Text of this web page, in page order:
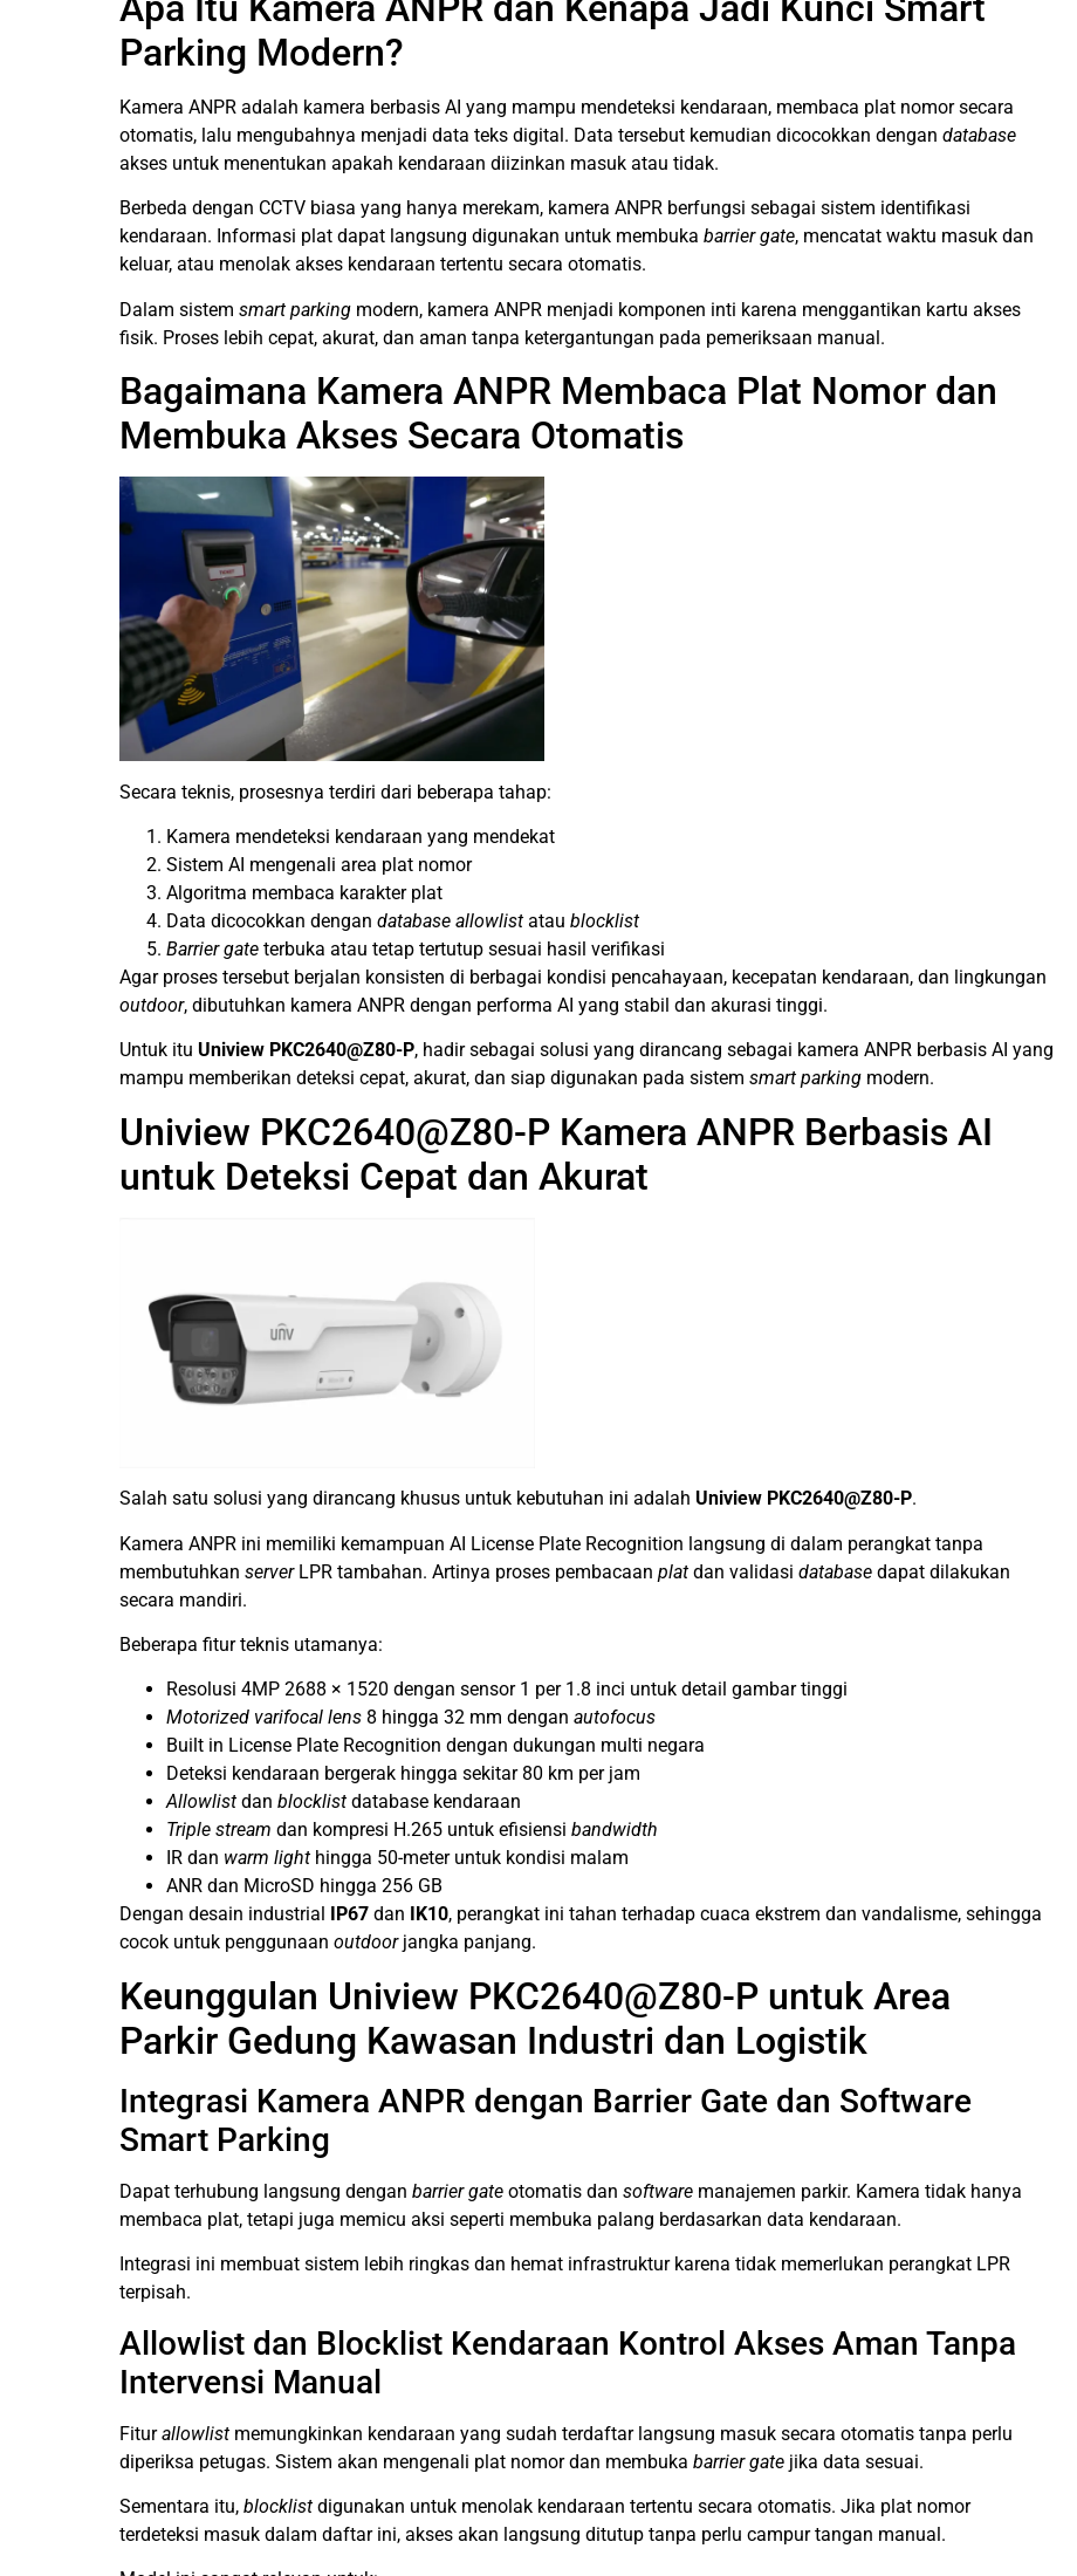
Parking Modern?
Kamera ANPR adalah kamera berbasis AI yang mampu mendeteksi kendaraan, membaca plat nomor secara
otomatis, lalu mengubahnya menjadi data teks digital. Data tersebut kemudian dicocokkan dengan database
akses untuk menentukan apakah kendaraan diizinkan masuk atau tidak.
Berbeda dengan CCTV biasa yang hanya merekam, kamera ANPR berfungsi sebagai sistem identifikasi
kendaraan. Informasi plat dapat langsung digunakan untuk membuka barrier gate, mencatat waktu masuk dan
keluar, atau menolak akses kendaraan tertentu secara otomatis.
Dalam sistem smart parking modern, kamera ANPR menjadi komponen inti karena menggantikan kartu akses
fisik. Proses lebih cepat, akurat, dan aman tanpa ketergantungan pada pemeriksaan manual.
Bagaimana Kamera ANPR Membaca Plat Nomor dan
Membuka Akses Secara Otomatis
Secara teknis, prosesnya terdiri dari beberapa tahap:
Kamera mendeteksi kendaraan yang mendekat
Sistem AI mengenali area plat nomor
Algoritma membaca karakter plat
Data dicocokkan dengan database allowlist atau blocklist
Barrier gate terbuka atau tetap tertutup sesuai hasil verifikasi
Agar proses tersebut berjalan konsisten di berbagai kondisi pencahayaan, kecepatan kendaraan, dan lingkungan
outdoor, dibutuhkan kamera ANPR dengan performa AI yang stabil dan akurasi tinggi.
Untuk itu Uniview PKC2640@Z80-P, hadir sebagai solusi yang dirancang sebagai kamera ANPR berbasis AI yang
mampu memberikan deteksi cepat, akurat, dan siap digunakan pada sistem smart parking modern.
Uniview PKC2640@Z80-P Kamera ANPR Berbasis AI
untuk Deteksi Cepat dan Akurat
Salah satu solusi yang dirancang khusus untuk kebutuhan ini adalah Uniview PKC2640@Z80-P.
Kamera ANPR ini memiliki kemampuan AI License Plate Recognition langsung di dalam perangkat tanpa
membutuhkan serverLPR tambahan. Artinya proses pembacaan plat dan validasi database dapat dilakukan
secara mandiri.
Beberapa fitur teknis utamanya:
Resolusi 4MP 2688 × 1520 dengan sensor 1 per 1.8 inci untuk detail gambar tinggi
Motorized varifocal lens 8 hingga 32 mm dengan autofocus
Built in License Plate Recognition dengan dukungan multi negara
Deteksi kendaraan bergerak hingga sekitar 80 km per jam
Allowlist dan blocklist database kendaraan
Triple stream dan kompresi H.265 untuk efisiensi bandwidth
IR dan warm light hingga 50-meter untuk kondisi malam
ANR dan MicroSD hingga 256 GB
Dengan desain industrial
IP67 dan IK10, perangkat ini tahan terhadap cuaca ekstrem dan vandalisme, sehingga
cocok untuk penggunaan outdoorjangka panjang.
Keunggulan Uniview PKC2640@Z80-P untuk Area
Parkir Gedung Kawasan Industri dan Logistik
Integrasi Kamera ANPR dengan Barrier Gate dan Software
Smart Parking
Dapat terhubung langsung dengan barrier gate otomatis dan software manajemen parkir. Kamera tidak hanya
membaca plat, tetapi juga memicu aksi seperti membuka palang berdasarkan data kendaraan.
Integrasi ini membuat sistem lebih ringkas dan hemat infrastruktur karena tidak memerlukan perangkat LPR
terpisah.
Allowlist dan Blocklist Kendaraan Kontrol Akses Aman Tanpa
Intervensi Manual
Fiturallowlist memungkinkan kendaraan yang sudah terdaftar langsung masuk secara otomatis tanpa perlu
diperiksa petugas. Sistem akan mengenali plat nomor dan membuka barrier gate jika data sesuai.
Sementara itu, blocklist digunakan untuk menolak kendaraan tertentu secara otomatis. Jika plat nomor
terdeteksi masuk dalam daftar ini, akses akan langsung ditutup tanpa perlu campur tangan manual.